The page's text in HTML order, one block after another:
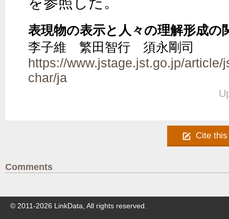
表現物の表示と人々の理解形成の
李子維 繁田智行 須永剛司
https://www.jstage.jst.go.jp/article/
char/ja
Cite this
Comments
© 2011-2026 LinkData, All rights reserved.